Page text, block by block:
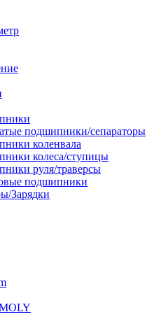
подшипники/сепараторы
коленвала
колеса/ступицы
руля/траверсы
подшипники
Зарядки